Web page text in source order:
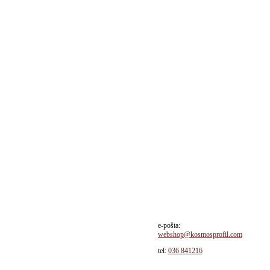
e-pošta:
webshop@kosmosprofil.com
tel: 036 841216